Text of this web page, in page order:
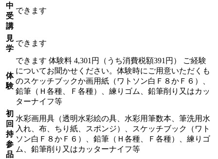
中
受
講
できます
見
学
できます
体
験
できます 体験料 4,301円（うち消費税額391円）
ご経験
についてお聞かせください。体験時にご用意いただくも
のスケッチブックか画用紙（ワトソン白Ｆ８かＦ６）、
鉛筆（Ｈ各種、Ｆ各種）、練りゴム、鉛筆削り又はカッ
ターナイフ等
初
回
持
参
品
水彩画用具（透明水彩絵の具、水彩用筆数本、筆洗用水
入れ、布、ちり紙、スポンジ）、スケッチブック（ワト
ソン白Ｆ８かＦ６）、鉛筆（Ｈ各種、Ｆ各種）、練りゴ
ム、鉛筆削り又はカッターナイフ等